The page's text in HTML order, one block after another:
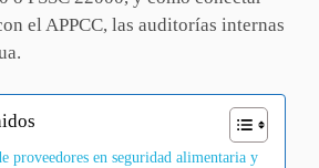
el APPCC, las auditorías internas
proveedores en seguridad alimentaria y